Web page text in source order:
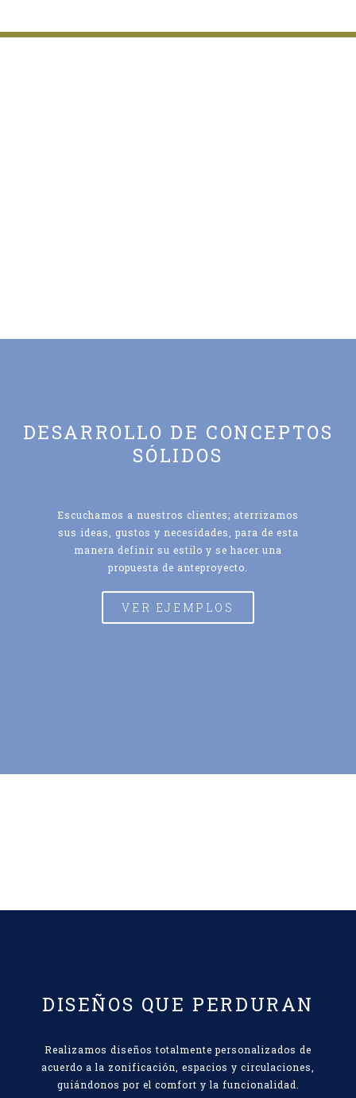
DESARROLLO DE CONCEPTOS
SÓLIDOS
Escuchamos a nuestros clientes; aterrizamos
sus ideas, gustos y necesidades, para de esta
manera definir su estilo y se hacer una
propuesta de anteproyecto.
VER EJEMPLOS
DISEÑOS QUE PERDURAN
Realizamos diseños totalmente personalizados de
acuerdo a la zonificación, espacios y circulaciones,
guiándonos por el comfort y la funcionalidad.